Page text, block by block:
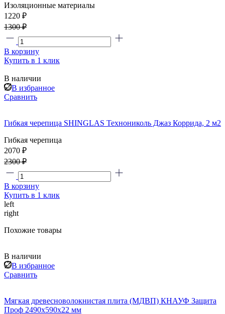
Изоляционные материалы
1220 ₽
1300 ₽
В корзину
Купить в 1 клик
В наличии
В избранное
Сравнить
Гибкая черепица SHINGLAS Технониколь Джаз Коррида, 2 м2
Гибкая черепица
2070 ₽
2300 ₽
В корзину
Купить в 1 клик
left
right
Похожие товары
В наличии
В избранное
Сравнить
Мягкая древесноволокнистая плита (МДВП) КНАУФ Защита
Проф 2490х590х22 мм